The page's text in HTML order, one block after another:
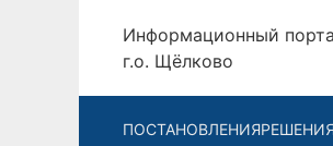
Информационный
г.о. Щёлково
ПОСТАНОВЛЕНИЯ